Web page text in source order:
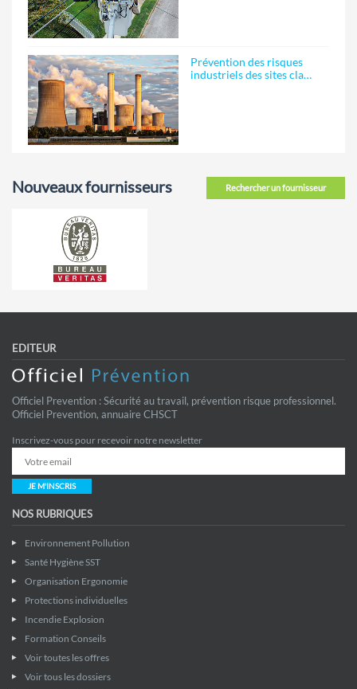
Prévention des risques
industriels des sites cla…
Rechercher un fournisseur
Nouveaux fournisseurs
EDITEUR
Officiel Prevention : Sécurité au travail, prévention risque professionnel.
Officiel Prevention, annuaire CHSCT
Inscrivez-vous pour recevoir notre newsletter
JE M'INSCRIS
NOS RUBRIQUES
Environnement Pollution
Santé Hygiène SST
Organisation Ergonomie
Protections individuelles
Incendie Explosion
Formation Conseils
Voir toutes les offres
Voir tous les dossiers